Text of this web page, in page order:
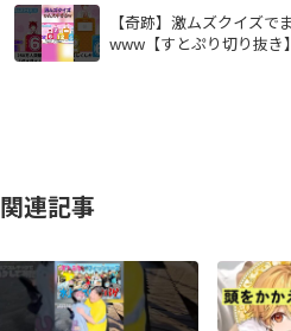
【奇跡】激ムズクイズで
www【すとぷり切り抜き
関連記事